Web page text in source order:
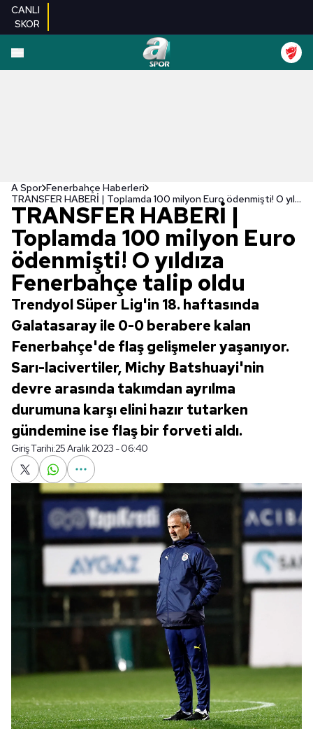
CANLI
SKOR
A Spor Fenerbahçe Haberleri
TRANSFER HABERİ | Toplamda 100 milyon Euro ödenmişti! O yıldıza Fenerbahçe talip oldu
TRANSFER HABERİ |
Toplamda 100 milyon Euro
ödenmişti! O yıldıza
Fenerbahçe talip oldu
Trendyol Süper Lig'in 18. haftasında
Galatasaray ile 0-0 berabere kalan
Fenerbahçe'de flaş gelişmeler yaşanıyor.
Sarı-lacivertiler, Michy Batshuayi'nin
devre arasında takımdan ayrılma
durumuna karşı elini hazır tutarken
gündemine ise flaş bir forveti aldı.
Giriş Tarihi:25 Aralık 2023 - 06:40